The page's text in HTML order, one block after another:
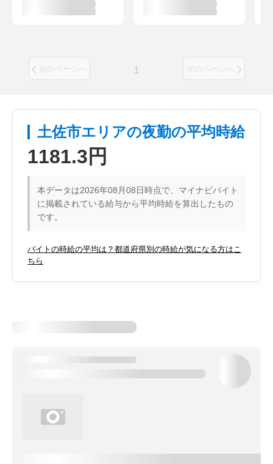
前のページへ 1 次のページへ
土佐市エリアの夜勤の平均時給
1181.3円
本データは2026年08月08日時点で、マイナビバイト
に掲載されている給与から平均時給を算出したもの
です。
バイトの時給の平均は？都道府県別の時給が気になる方はこ
ちら